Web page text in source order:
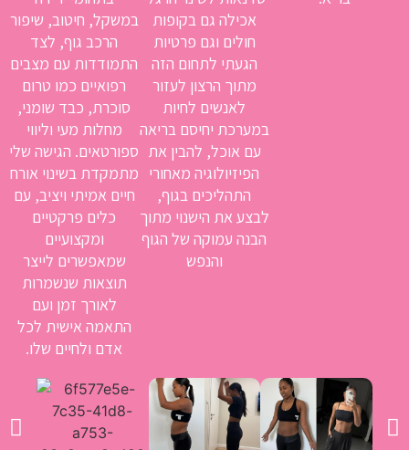
אכילה גם בקופות
חולים וגם פרטיות
הגעתי לתחום הזה
מתוך הרצון לעזור
לאנשים לחיות
במערכת יחיסם בריאה
עם אוכל, להבין את
הפיזיולוגיה מאחורי
התהליכים בגוף,
לבצע את הישנוי מתוך
הבנה עמוקה של הגוף
והנפש
במשקל, חיטוב, שיפור
הרכב גוף, לצד
התמודדות עם מצבים
רפואיים כמו טרום
סוכרת, כבד שומני,
מחלות מעי וליווי
ספורטאים. הגישה שלי
מתמקדת בשינוי אורח
חיים אמיתי ויציב, עם
כלים פרקטיים
ומקצועיים
שמאפשרים לייצר
תוצאות שנשמרות
לאורך זמן ועם
התאמה אישית לכל
אדם ולחיים שלו.